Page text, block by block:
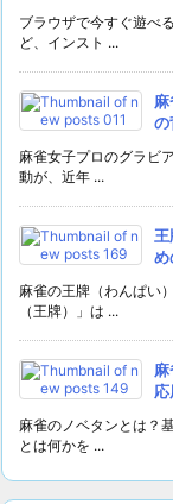
ブラウザで今すぐ遊べ
ど、インスト ...
の
麻雀女子プロのグラビ
動が、近年 ...
王
め
麻雀の王牌（わんぱい
（王牌）」は ...
麻雀のノベタンとは？
とは何かを ...